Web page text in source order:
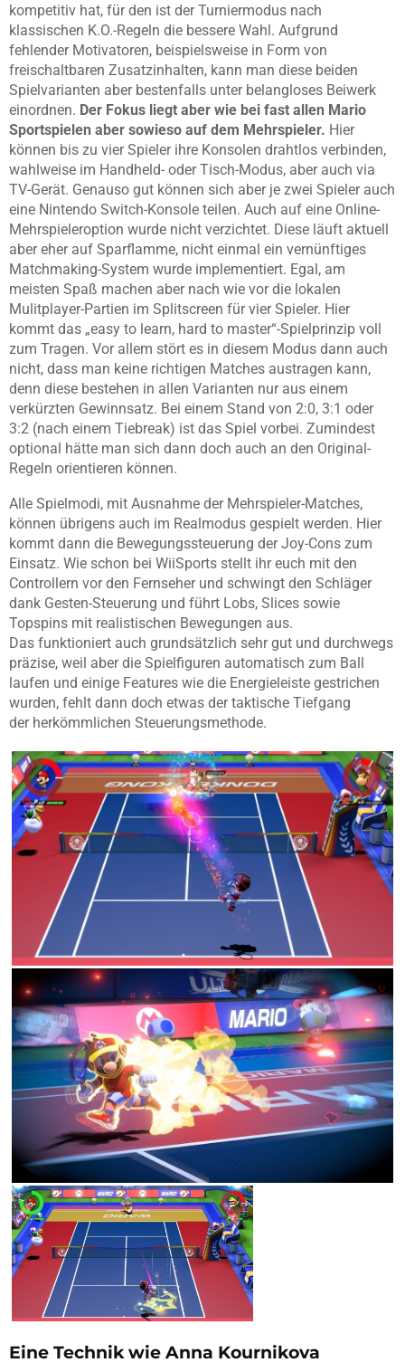
kompetitiv hat, für den ist der Turniermodus nach
klassischen K.O.-Regeln die bessere Wahl. Aufgrund
fehlender Motivatoren, beispielsweise in Form von
freischaltbaren Zusatzinhalten, kann man diese beiden
Spielvarianten aber bestenfalls unter belangloses Beiwerk
einordnen. Der Fokus liegt aber wie bei fast allen Mario
Sportspielen aber sowieso auf dem Mehrspieler. Hier
können bis zu vier Spieler ihre Konsolen drahtlos verbinden,
wahlweise im Handheld- oder Tisch-Modus, aber auch via
TV-Gerät. Genauso gut können sich aber je zwei Spieler auch
eine Nintendo Switch-Konsole teilen. Auch auf eine Online-
Mehrspieleroption wurde nicht verzichtet. Diese läuft aktuell
aber eher auf Sparflamme, nicht einmal ein vernünftiges
Matchmaking-System wurde implementiert. Egal, am
meisten Spaß machen aber nach wie vor die lokalen
Mulitplayer-Partien im Splitscreen für vier Spieler. Hier
kommt das „easy to learn, hard to master“-Spielprinzip voll
zum Tragen. Vor allem stört es in diesem Modus dann auch
nicht, dass man keine richtigen Matches austragen kann,
denn diese bestehen in allen Varianten nur aus einem
verkürzten Gewinnsatz. Bei einem Stand von 2:0, 3:1 oder
3:2 (nach einem Tiebreak) ist das Spiel vorbei. Zumindest
optional hätte man sich dann doch auch an den Original-
Regeln orientieren können.
Alle Spielmodi, mit Ausnahme der Mehrspieler-Matches,
können übrigens auch im Realmodus gespielt werden. Hier
kommt dann die Bewegungssteuerung der Joy-Cons zum
Einsatz. Wie schon bei WiiSports stellt ihr euch mit den
Controllern vor den Fernseher und schwingt den Schläger
dank Gesten-Steuerung und führt Lobs, Slices sowie
Topspins mit realistischen Bewegungen aus.
Das funktioniert auch grundsätzlich sehr gut und durchwegs
präzise, weil aber die Spielfiguren automatisch zum Ball
laufen und einige Features wie die Energieleiste gestrichen
wurden, fehlt dann doch etwas der taktische Tiefgang
der herkömmlichen Steuerungsmethode.
Eine Technik wie Anna Kournikova